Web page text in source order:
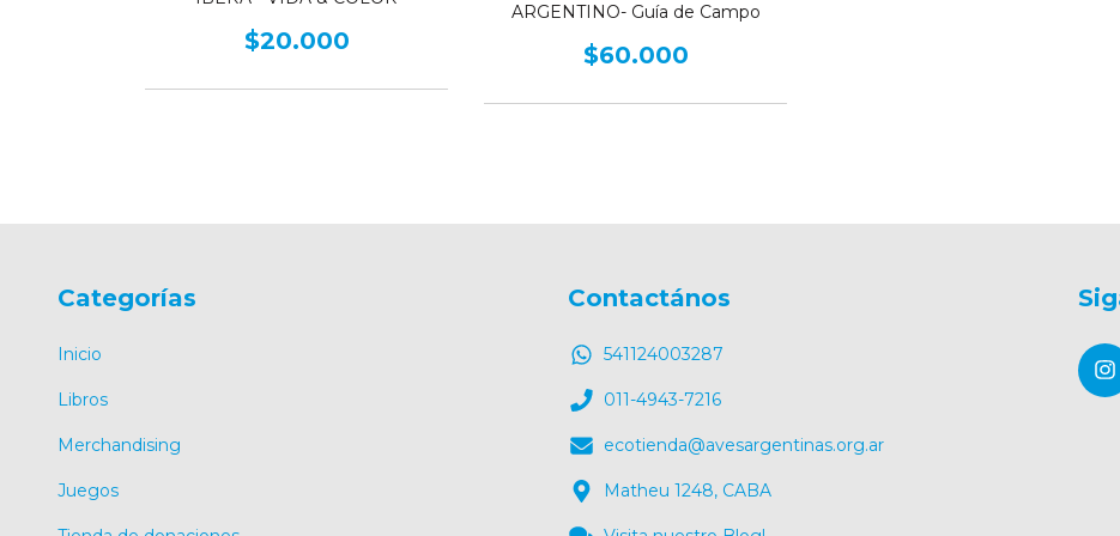
$20.000
ARGENTINO- Guía de Campo
$60.000
Categorías
Inicio
Libros
Merchandising
Juegos
Contactános
541124003287
011-4943-7216
ecotienda@avesargentinas.org.ar
Matheu 1248, CABA